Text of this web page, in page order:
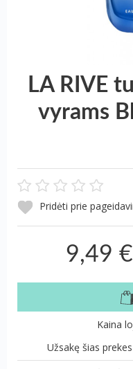
LA RIVE
vyrams
Pridėti prie
9,49 €
Kaina
Užsakę šias